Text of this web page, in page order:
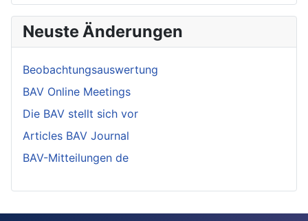
Neuste Änderungen
Beobachtungsauswertung
BAV Online Meetings
Die BAV stellt sich vor
Articles BAV Journal
BAV-Mitteilungen de